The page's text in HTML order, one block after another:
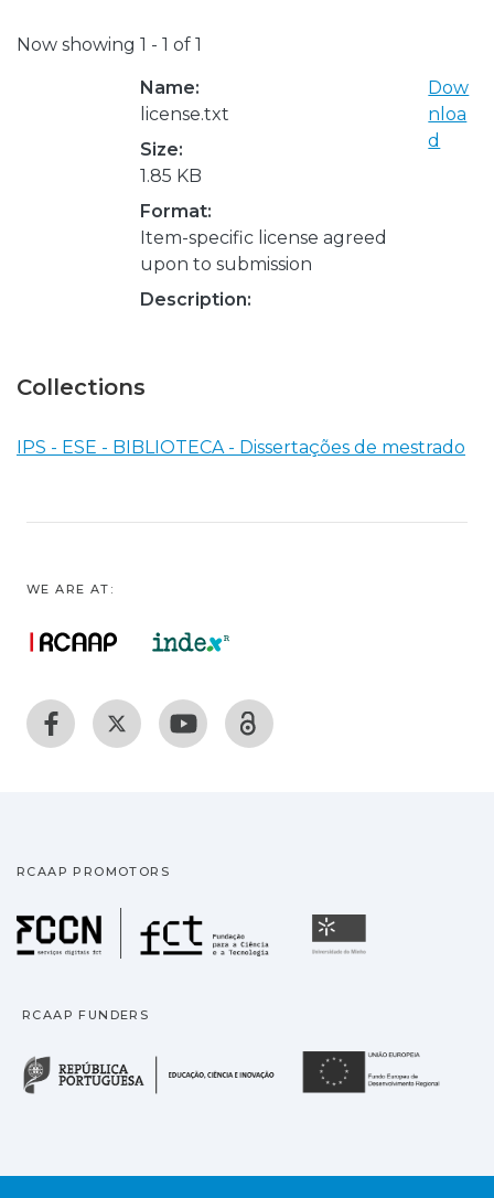
Now showing 1 - 1 of 1
Name:
license.txt
Size:
1.85 KB
Format:
Item-specific license agreed
upon to submission
Description:
Dow
nloa
d
Collections
IPS - ESE - BIBLIOTECA - Dissertações de mestrado
WE ARE AT:
RCAAP PROMOTORS
Fundação para a
RCAAP FUNDERS
República Portuguesa